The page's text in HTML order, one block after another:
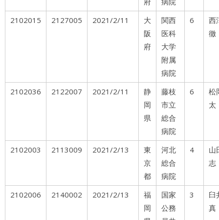
2102015
2127005 2021/2/11
大
阪
府
関西
医科
大学
附属
病院
6
徹
2102036 2122007 2021/2/11
静
岡
県
藤枝
市立
総合
病院
6
松
太
2102003 2113009 2021/2/13
東
京
都
河北
総合
病院
4
山
志
2102006 2140002 2021/2/13
福
岡
国家
公務
3
真